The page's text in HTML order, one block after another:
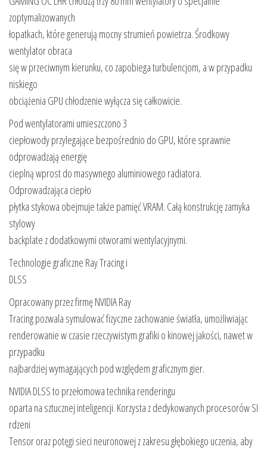
zoptymalizowanych
łopatkach, które generują mocny strumień powietrza. Środkowy
wentylator obraca
się w przeciwnym kierunku, co zapobiega turbulencjom, a w przypadku
niskiego
obciążenia GPU chłodzenie wyłącza się całkowicie.
Pod wentylatorami umieszczono 3
ciepłowody przylegające bezpośrednio do GPU, które sprawnie
odprowadzają energię
cieplną wprost do masywnego aluminiowego radiatora.
Odprowadzająca ciepło
płytka stykowa obejmuje także pamięć VRAM. Całą konstrukcję zamyka
stylowy
backplate z dodatkowymi otworami wentylacyjnymi.
Technologie graficzne Ray Tracing i
DLSS
Opracowany przez firmę NVIDIA Ray
Tracing pozwala symulować fizyczne zachowanie światła, umożliwiając
renderowanie w czasie rzeczywistym grafiki o kinowej jakości, nawet w
przypadku
najbardziej wymagających pod względem graficznym gier.
NVIDIA DLSS to przełomowa technika renderingu
oparta na sztucznej inteligencji. Korzysta z dedykowanych procesorów SI
rdzeni
Tensor oraz potęgi sieci neuronowej z zakresu głębokiego uczenia, aby